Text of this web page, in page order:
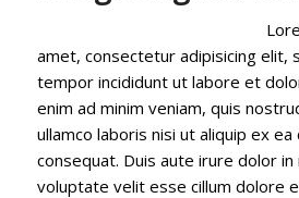
amet, consectetur adipisicing elit,
tempor incididunt ut labore et
enim ad minim veniam, quis
ullamco laboris nisi ut aliquip ex ea
consequat. Duis aute irure dolor
voluptate velit esse cillum dolore